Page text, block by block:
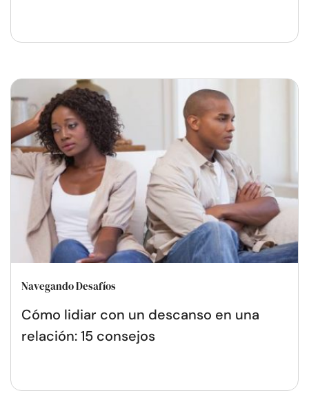
Navegando Desafíos
Cómo lidiar con un descanso en una
relación: 15 consejos